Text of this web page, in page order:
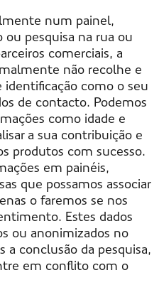
num painel,
pesquisa na rua ou
comerciais, a
não recolhe e
como o seu
de contacto. Podemos
como idade e
a sua contribuição e
produtos com sucesso.
em painéis,
que possamos associar
o faremos se nos
Estes dados
ou anonimizados no
a conclusão da pesquisa,
em conflito com o